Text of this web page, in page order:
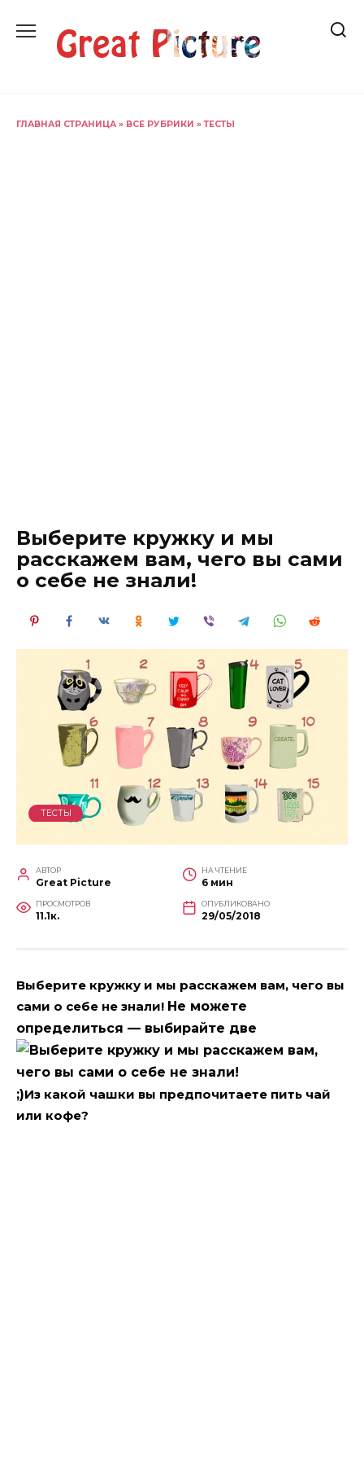
содержанию
ГЛАВНАЯ СТРАНИЦА » ВСЕ РУБРИКИ »ТЕСТЫ
Выберите кружку и мы
расскажем вам, чего вы сами
о себе не знали!
ТЕСТЫ
АВТОР
Great Picture
НА ЧТЕНИЕ
6 мин
ПРОСМОТРОВ
11.1к.
ОПУБЛИКОВАНО
29/05/2018
Выберите кружку и мы расскажем вам, чего вы
сами о себе не знали! Не можете
определиться — выбирайте две
;)Из какой чашки вы предпочитаете пить чай
или кофе?